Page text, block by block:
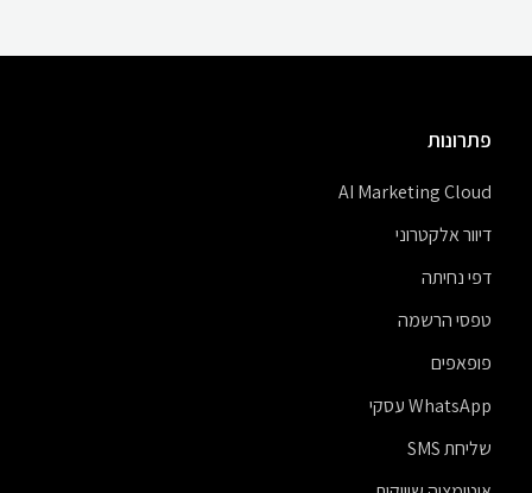
פתרונות
AI Marketing Cloud
דיוור אלקטרוני
דפי נחיתה
טפסי הרשמה
פופאפים
WhatsApp עסקי
שליחת SMS